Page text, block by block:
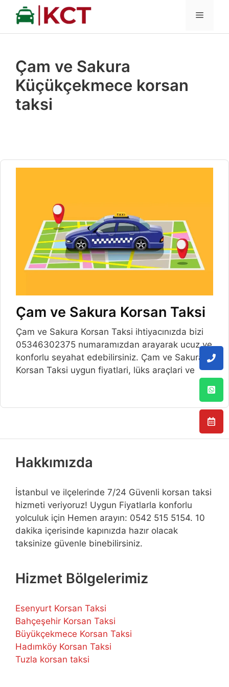
İçeriğe
MENÜ
Çam ve Sakura
Küçükçekmece korsan
taksi
Çam ve Sakura Korsan Taksi
Çam ve Sakura Korsan Taksi ihtiyacınızda bizi
05346302375 numaramızdan arayarak ucuz ve
konforlu seyahat edebilirsiniz. Çam ve Sakura
Korsan Taksi uygun fiyatlari, lüks araçlari ve
Hakkımızda
İstanbul ve ilçelerinde 7/24 Güvenli korsan taksi
hizmeti veriyoruz! Uygun Fiyatlarla konforlu
yolculuk için Hemen arayın: 0542 515 5154. 10
dakika içerisinde kapınızda hazır olacak
taksinize güvenle binebilirsiniz.
Hizmet Bölgelerimiz
Esenyurt Korsan Taksi
Bahçeşehir Korsan Taksi
Büyükçekmece Korsan Taksi
Hadımköy Korsan Taksi
Tuzla korsan taksi